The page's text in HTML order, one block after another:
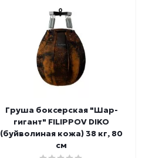
Груша боксерская "Шар-
гигант" FILIPPOV DIKO
(буйволиная кожа) 38 кг, 80
см